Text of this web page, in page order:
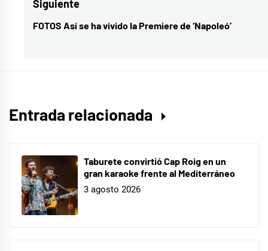
Siguiente
Entrada
FOTOS Así se ha vivido la Premiere de ‘Napoleó’
Entrada relacionada
Taburete convirtió Cap Roig en un
gran karaoke frente al Mediterráneo
3 agosto 2026